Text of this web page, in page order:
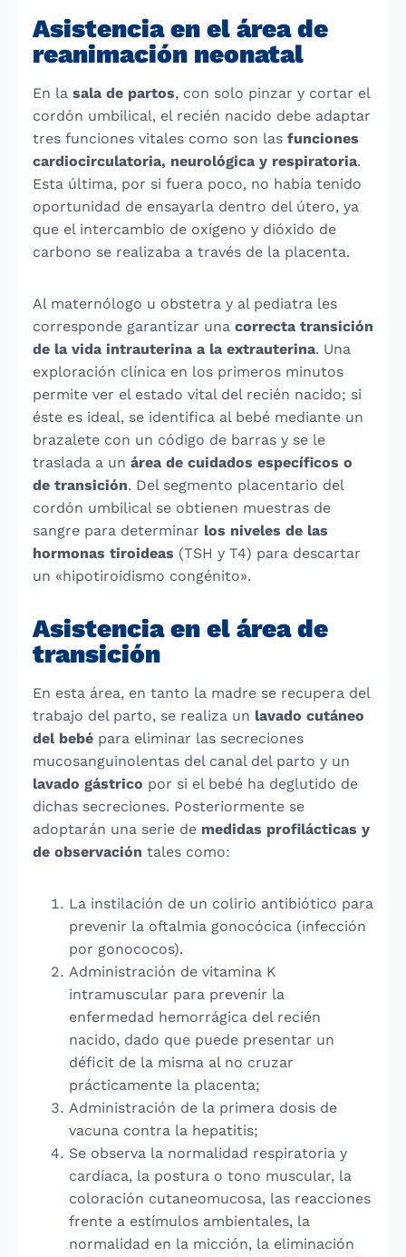
Asistencia en el área de
reanimación neonatal
En la sala de partos, con solo pinzar y cortar el
cordón umbilical, el recién nacido debe adaptar
tres funciones vitales como son las funciones
cardiocirculatoria, neurológica y respiratoria.
Esta última, por si fuera poco, no había tenido
oportunidad de ensayarla dentro del útero, ya
que el intercambio de oxígeno y dióxido de
carbono se realizaba a través de la placenta.
Al maternólogo u obstetra y al pediatra les
corresponde garantizar una correcta transición
de la vida intrauterina a la extrauterina. Una
exploración clínica en los primeros minutos
permite ver el estado vital del recién nacido; si
éste es ideal, se identifica al bebé mediante un
brazalete con un código de barras y se le
traslada a un área de cuidados específicos o
de transición. Del segmento placentario del
cordón umbilical se obtienen muestras de
sangre para determinar los niveles de las
hormonas tiroideas (TSH y T4) para descartar
un «hipotiroidismo congénito».
Asistencia en el área de
transición
En esta área, en tanto la madre se recupera del
trabajo del parto, se realiza un lavado cutáneo
del bebé para eliminar las secreciones
mucosanguinolentas del canal del parto y un
lavado gástrico por si el bebé ha deglutido de
dichas secreciones. Posteriormente se
adoptarán una serie de medidas profilácticas y
de observación tales como:
La instilación de un colirio antibiótico para
prevenir la oftalmia gonocócica (infección
por gonococos).
Administración de vitamina K
intramuscular para prevenir la
enfermedad hemorrágica del recién
nacido, dado que puede presentar un
déficit de la misma al no cruzar
prácticamente la placenta;
Administración de la primera dosis de
vacuna contra la hepatitis;
Se observa la normalidad respiratoria y
cardíaca, la postura o tono muscular, la
coloración cutaneomucosa, las reacciones
frente a estímulos ambientales, la
normalidad en la micción, la eliminación